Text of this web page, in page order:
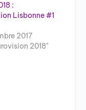
:
Lisbonne #1
2017
2018"